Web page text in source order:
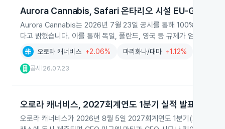
Aurora Cannabis, Safari 온타리오 시설 EU-GMP 인
Aurora Cannabis는 2026년 7월 23일 공시를 통해 100% 자회사
다고 밝혔습니다. 이를 통해 독일, 폴란드, 영국 등 규제가 엄격한 유
오로라 캐너비스 +2.06% 마리화나/대마 +1.12%
공시 26.07.23
오로라 캐너비스, 2027회계연도 1분기 실적 발표와 컨퍼
오로라 캐너비스가 2026년 8월 5일 2027회계연도 1분기(2026년